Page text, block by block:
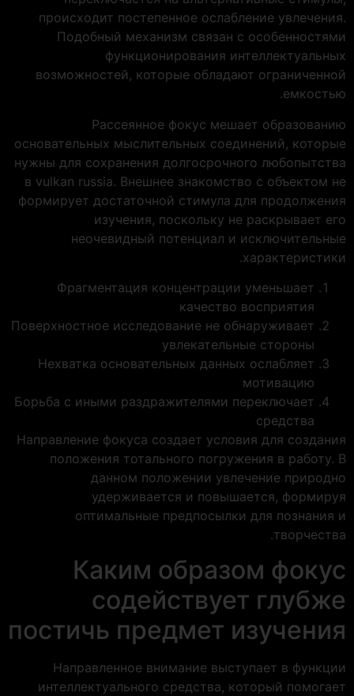
происходит постепенное ослабление увлечения.
Подобный механизм связан с особенностями
функционирования интеллектуальных
возможностей, которые обладают ограниченной
емкостью.
Рассеянное фокус мешает образованию
основательных мыслительных соединений, которые
нужны для сохранения долгосрочного любопытства
в vulkan russia. Внешнее знакомство с объектом не
формирует достаточной стимула для продолжения
изучения, поскольку не раскрывает его
неочевидный потенциал и исключительные
характеристики.
Фрагментация концентрации уменьшает
качество восприятия
Поверхностное исследование не обнаруживает
увлекательные стороны
Нехватка основательных данных ослабляет
мотивацию
Борьба с иными раздражителями переключает
средства
Направление фокуса создает условия для создания
положения тотального погружения в работу. В
данном положении увлечение природно
удерживается и повышается, формируя
оптимальные предпосылки для познания и
творчества.
Каким образом фокус
содействует глубже
постичь предмет изучения
Направленное внимание выступает в функции
интеллектуального средства, который помогает